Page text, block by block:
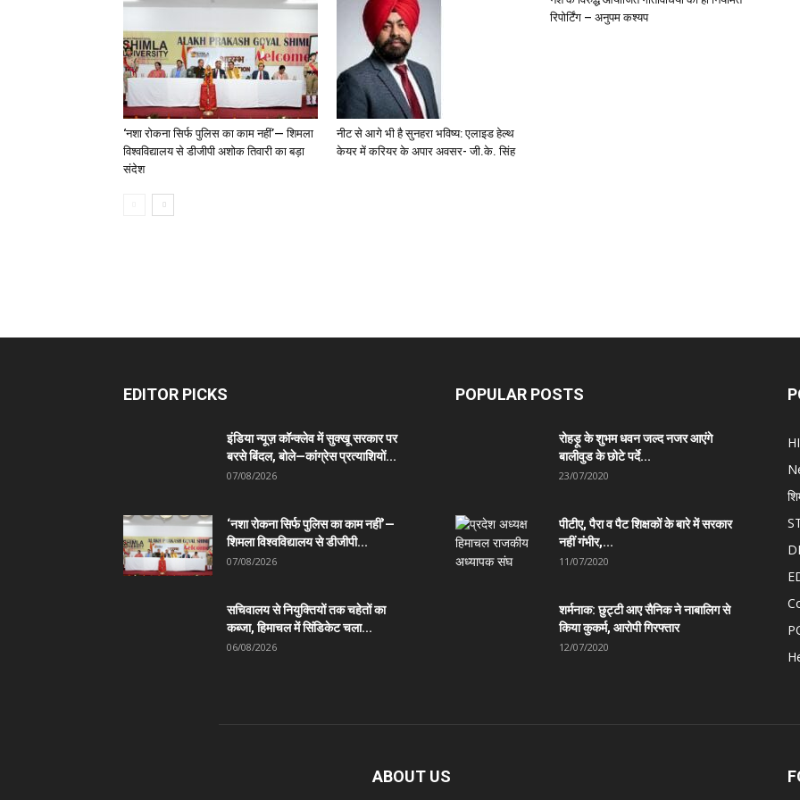
‘नशा रोकना सिर्फ पुलिस का काम नहीं’— शिमला
विश्वविद्यालय से डीजीपी अशोक तिवारी का बड़ा
संदेश
नीट से आगे भी है सुनहरा भविष्य: एलाइड हेल्थ
केयर में करियर के अपार अवसर- जी.के. सिंह
रिपोर्टिंग – अनुपम कश्यप
EDITOR PICKS
इंडिया न्यूज़ कॉन्क्लेव में सुक्खू सरकार पर
बरसे बिंदल, बोले—कांग्रेस प्रत्याशियों...
07/08/2026
‘नशा रोकना सिर्फ पुलिस का काम नहीं’—
शिमला विश्वविद्यालय से डीजीपी...
07/08/2026
सचिवालय से नियुक्तियों तक चहेतों का
कब्जा, हिमाचल में सिंडिकेट चला...
06/08/2026
POPULAR POSTS
रोहड़ू के शुभम धवन जल्द नजर आएंगे
बालीवुड के छोटे पर्दे...
23/07/2020
पीटीए, पैरा व पैट शिक्षकों के बारे में सरकार
नहीं गंभीर,...
11/07/2020
शर्मनाक: छुट्टी आए सैनिक ने नाबालिग से
किया कुकर्म, आरोपी गिरफ्तार
12/07/2020
ABOUT US